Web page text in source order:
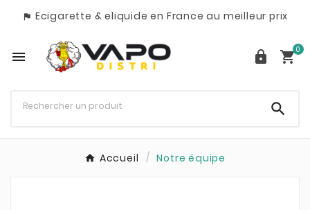
 Ecigarette & eliquide en France au meilleur prix
  0

Accueil Notre équipe